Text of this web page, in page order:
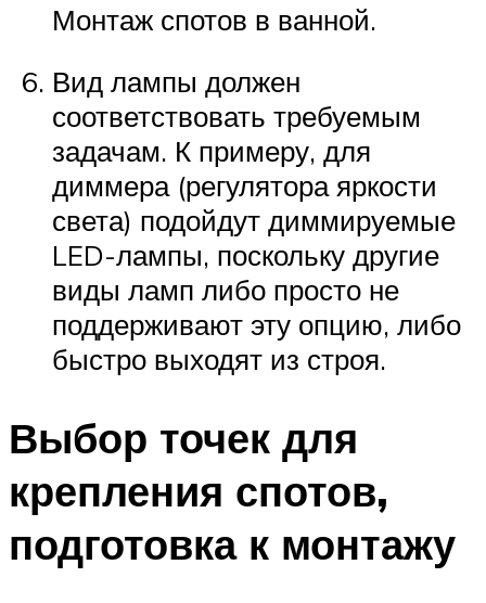
Монтаж спотов в ванной.
Вид лампы должен
соответствовать требуемым
задачам. К примеру, для
диммера (регулятора яркости
света) подойдут диммируемые
LED-лампы, поскольку другие
виды ламп либо просто не
поддерживают эту опцию, либо
быстро выходят из строя.
Выбор точек для
крепления спотов,
подготовка к монтажу